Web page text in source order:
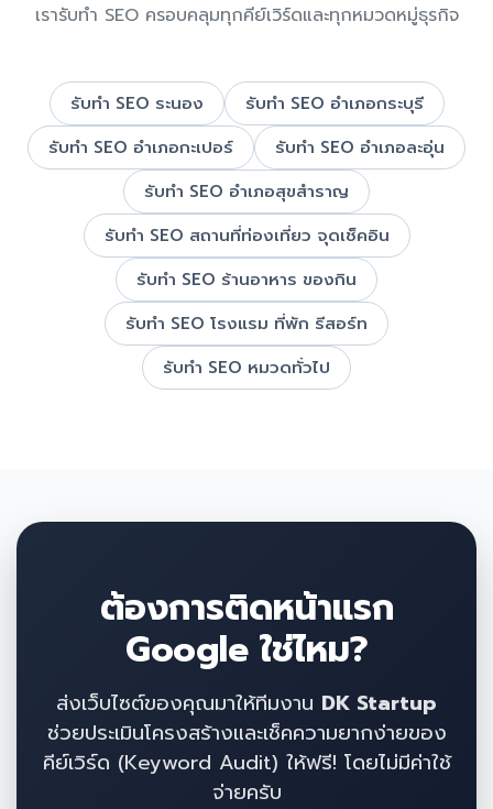
เรารับทำ SEO ครอบคลุมทุกคีย์เวิร์ดและทุกหมวดหมู่ธุรกิจ
รับทำ SEO ระนอง
รับทำ SEO อำเภอกระบุรี
รับทำ SEO อำเภอกะเปอร์
รับทำ SEO อำเภอละอุ่น
รับทำ SEO อำเภอสุขสำราญ
รับทำ SEO สถานที่ท่องเที่ยว จุดเช็คอิน
รับทำ SEO ร้านอาหาร ของกิน
รับทำ SEO โรงแรม ที่พัก รีสอร์ท
รับทำ SEO หมวดทั่วไป
ต้องการติดหน้าแรก
Google ใช่ไหม?
ส่งเว็บไซต์ของคุณมาให้ทีมงาน DK Startup
ช่วยประเมินโครงสร้างและเช็คความยากง่ายของ
คีย์เวิร์ด (Keyword Audit) ให้ฟรี! โดยไม่มีค่าใช้
จ่ายครับ